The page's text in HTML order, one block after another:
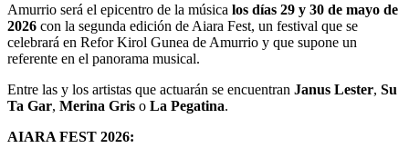
Amurrio será el epicentro de la música los días 29 y 30 de mayo de
2026 con la segunda edición de Aiara Fest, un festival que se
celebrará en Refor Kirol Gunea de Amurrio y que supone un
referente en el panorama musical.
Entre las y los artistas que actuarán se encuentran Janus Lester, Su
Ta Gar, Merina Gris o La Pegatina.
AIARA FEST 2026: